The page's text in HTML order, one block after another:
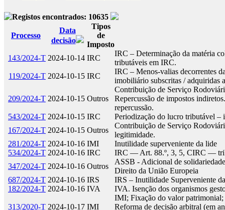
Registos encontrados: 10635
Processo
Data
decisão
Tipos
de
Imposto
143/2024-T 2024-10-14 IRC
IRC – Determinação da matéria
tributáveis em IRC.
119/2024-T 2024-10-15 IRC
IRC – Menos-valias decorrentes
imobiliário subscritas / adquiridas
209/2024-T 2024-10-15 Outros
Contribuição de Serviço
Repercussão de impostos
repercussão.
543/2024-T 2024-10-15 IRC
Periodização do lucro tributável –
167/2024-T 2024-10-15 Outros
Contribuição de Serviço
legitimidade.
281/2024-T 2024-10-16 IMI
Inutilidade superveniente da lide
534/2024-T 2024-10-16 IRC
IRC — Art. 88.º, 3, 5, CIRC —
347/2024-T 2024-10-16 Outros
ASSB - Adicional de
Direito da União Europeia
687/2024-T 2024-10-16 IRS
IRS – Inutilidade Superveniente
182/2024-T 2024-10-16 IVA IVA. Isenção dos organismos
313/2020-T 2024-10-17 IMI
IMI; Fixação do valor
Reforma de decisão arbitral (em